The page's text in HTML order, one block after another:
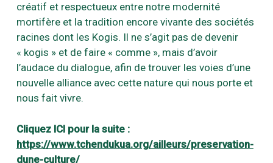
créatif et respectueux entre notre modernité
mortifère et la tradition encore vivante des sociétés
racines dont les Kogis. Il ne s’agit pas de devenir
« kogis » et de faire « comme », mais d’avoir
l’audace du dialogue, afin de trouver les voies d’une
nouvelle alliance avec cette nature qui nous porte et
nous fait vivre.
Cliquez ICI pour la suite :
https://www.tchendukua.org/ailleurs/preservation-
dune-culture/